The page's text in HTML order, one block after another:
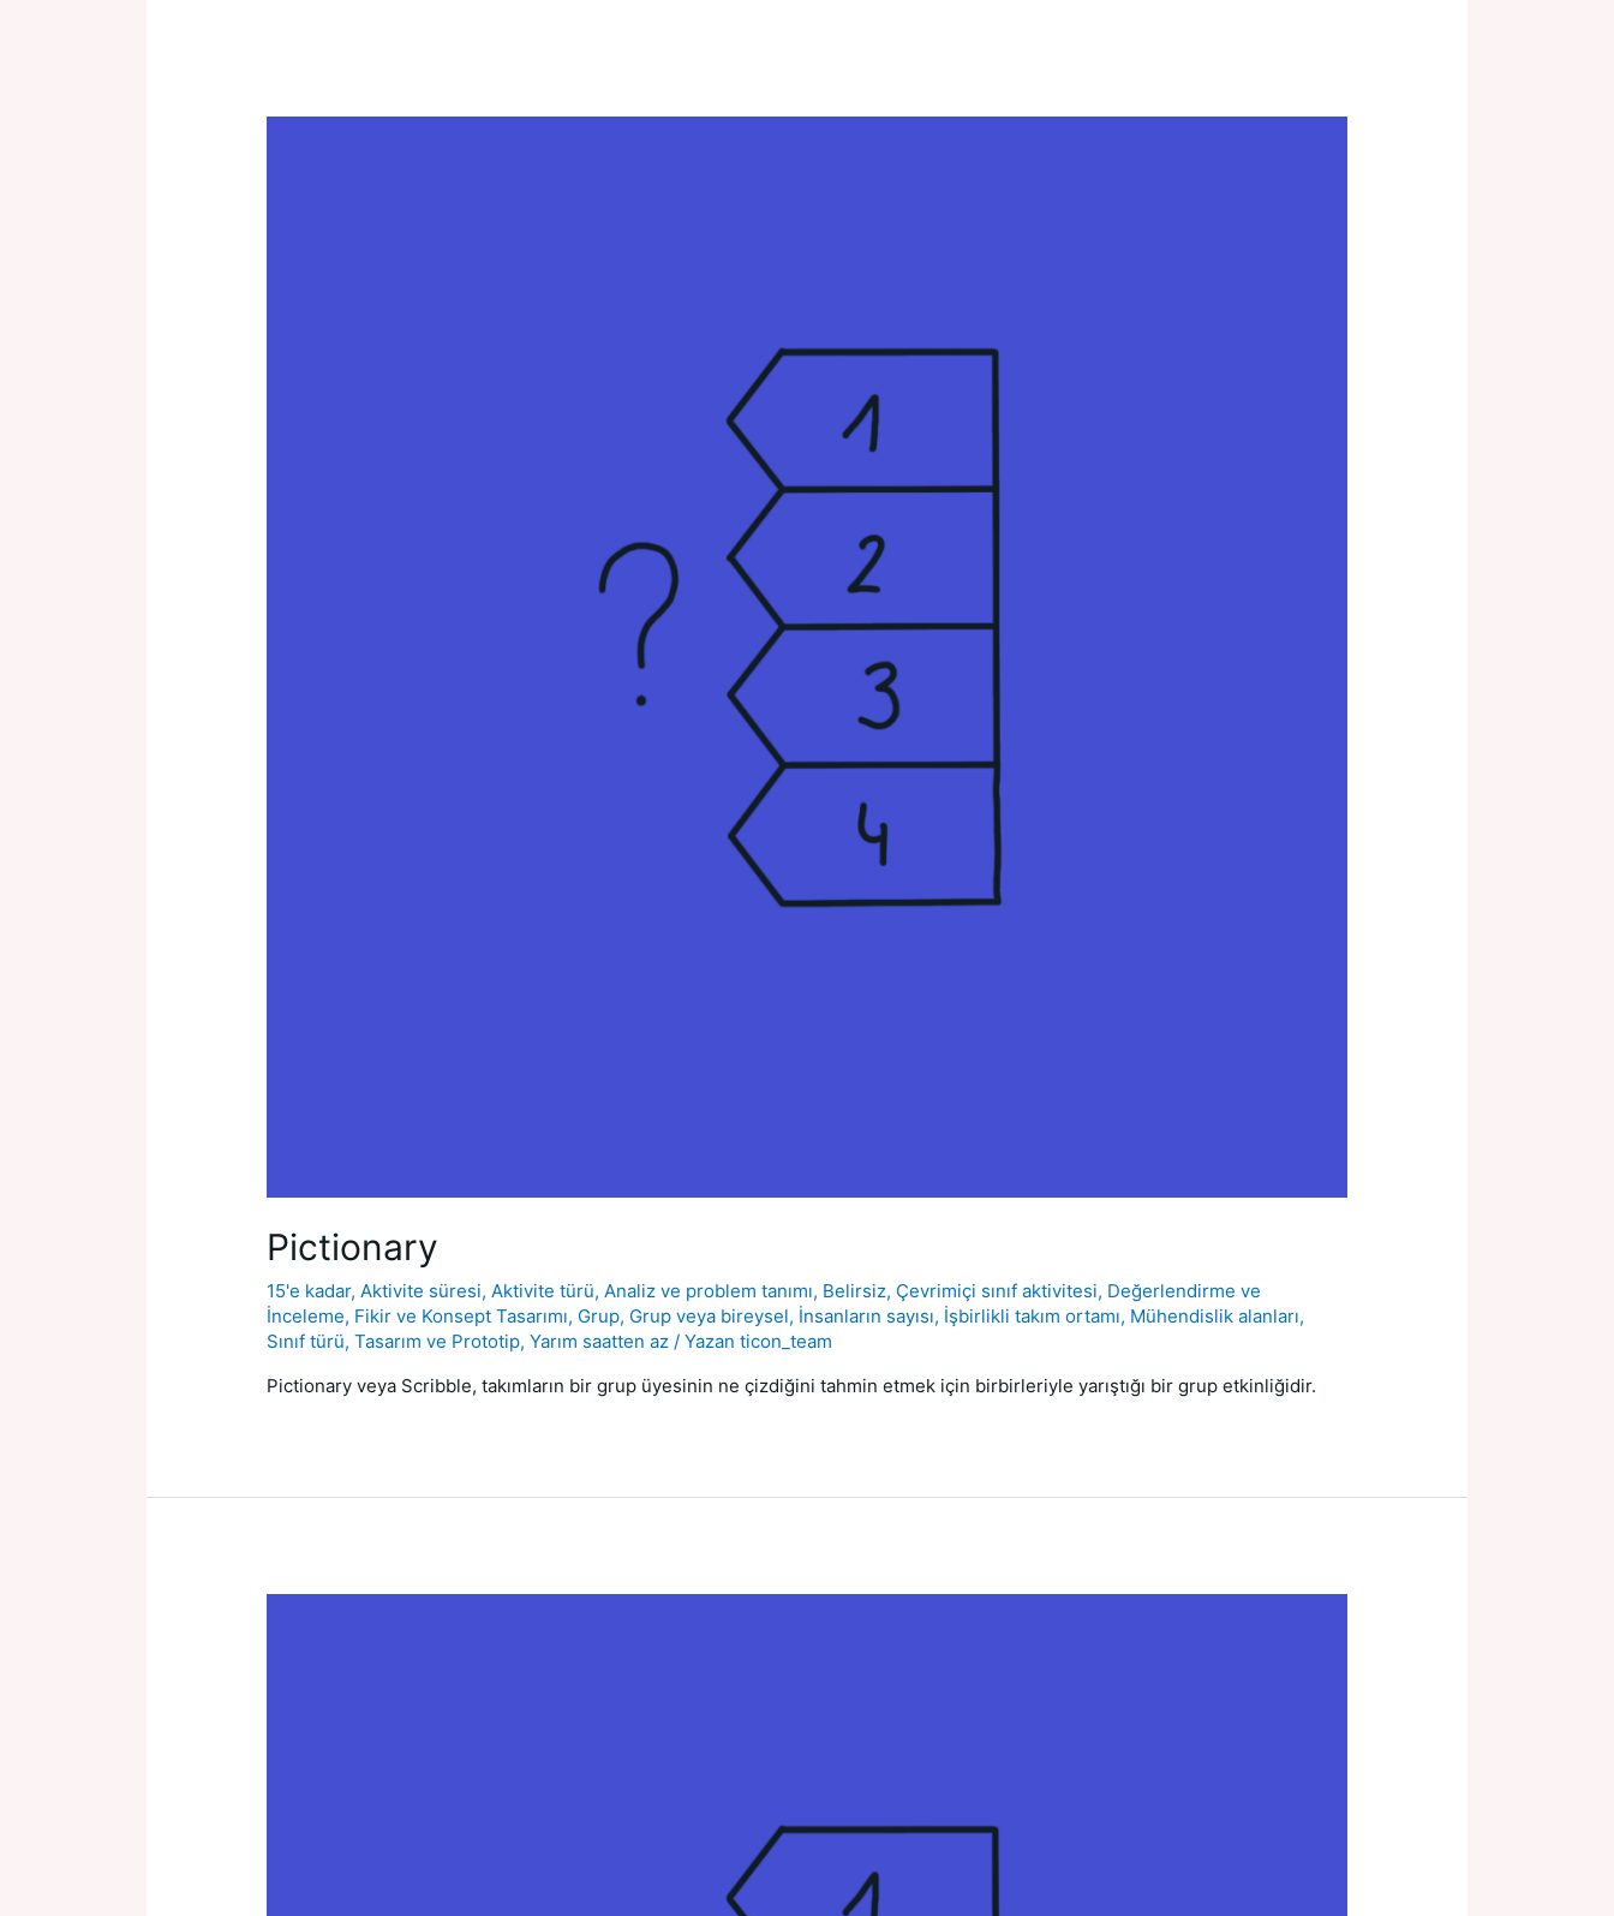
Pictionary
15'e kadar,Aktivite süresi,Aktivite türü,Analiz ve problem tanımı, Belirsiz, Çevrimiçi sınıf aktivitesi, Değerlendirme ve
İnceleme, Fikir ve Konsept Tasarımı, Grup, Grup veya bireysel, İnsanların sayısı, İşbirlikli takım ortamı, Mühendislik alanları,
Sınıf türü,Tasarım ve Prototip,Yarım saatten az / Yazan ticon_team
Pictionary veya Scribble, takımların bir grup üyesinin ne çizdiğini tahmin etmek için birbirleriyle yarıştığı bir grup etkinliğidir.